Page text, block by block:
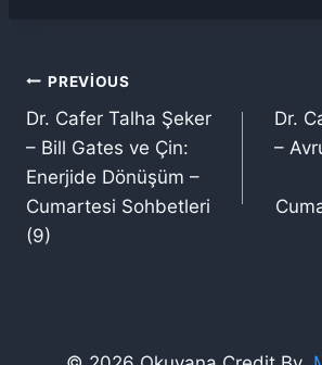
Yazı
gezinmesi
PREVIOUS
Dr. Cafer Talha Şeker
– Bill Gates ve Çin:
Enerjide Dönüşüm –
Cumartesi Sohbetleri
(9)
Dr.
–